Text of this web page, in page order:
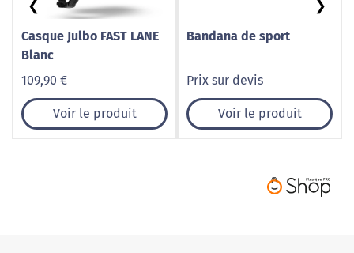
Casque Julbo FAST LANE
Blanc
109,90 €
Voir le produit
Bandana de sport
Prix sur devis
Voir le produit
❮ ❯